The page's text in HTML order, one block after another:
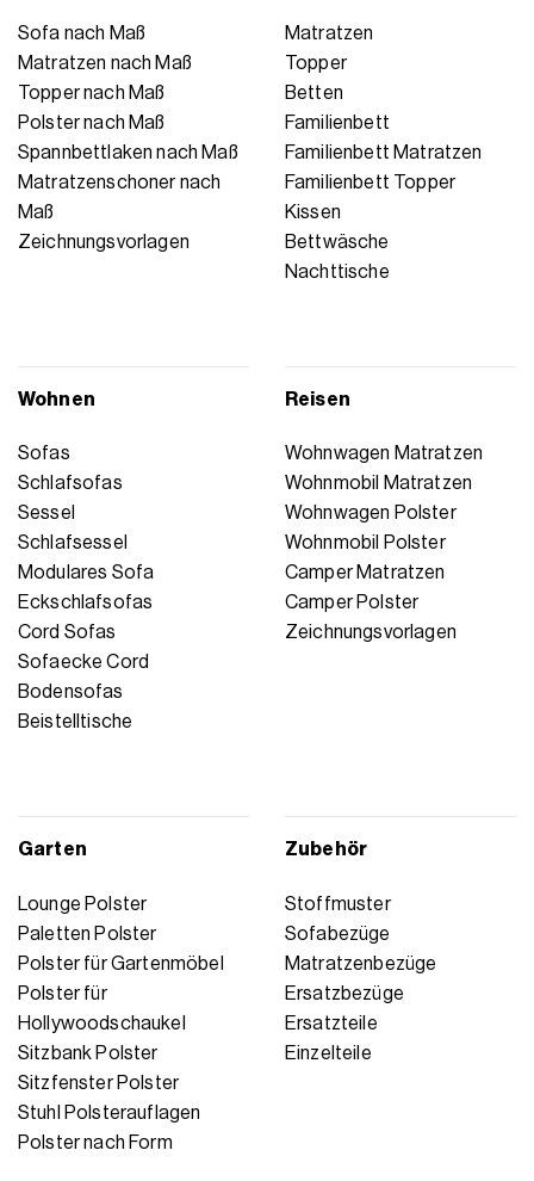
Sofa nach Maß
Matratzen nach Maß
Topper nach Maß
Polster nach Maß
Spannbettlaken nach Maß
Matratzenschoner nach
Maß
Zeichnungsvorlagen
Matratzen
Topper
Betten
Familienbett
Familienbett Matratzen
Familienbett Topper
Kissen
Bettwäsche
Nachttische
Wohnen
Sofas
Schlafsofas
Sessel
Schlafsessel
Modulares Sofa
Eckschlafsofas
Cord Sofas
Sofaecke Cord
Bodensofas
Beistelltische
Reisen
Wohnwagen Matratzen
Wohnmobil Matratzen
Wohnwagen Polster
Wohnmobil Polster
Camper Matratzen
Camper Polster
Zeichnungsvorlagen
Garten
Lounge Polster
Paletten Polster
Polster für Gartenmöbel
Polster für
Hollywoodschaukel
Sitzbank Polster
Sitzfenster Polster
Stuhl Polsterauflagen
Polster nach Form
Zubehör
Stoffmuster
Sofabezüge
Matratzenbezüge
Ersatzbezüge
Ersatzteile
Einzelteile